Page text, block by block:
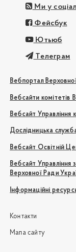
Ми у
Фейсбук
Ютьюб
Телеграм
Вебпортал
Вебсайти комітетів
Вебсайт Управління
Дослідницька
Вебсайт Освітній
Вебсайт Управління
Верховної Ради
Інформаційні
Контакти
Мапа сайту